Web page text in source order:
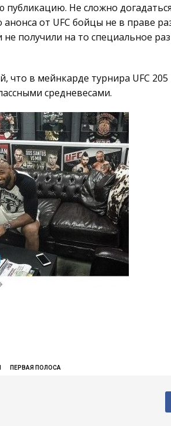
Не сложно
от UFC бойцы не в праве
получили на то специальное
что в мейнкарде турнира UFC 205
средневесами.
ПЕРВАЯ ПОЛОСА